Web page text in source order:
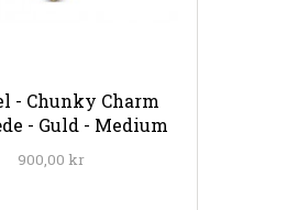
- Chunky Charm
- Guld - Medium
900,00 kr